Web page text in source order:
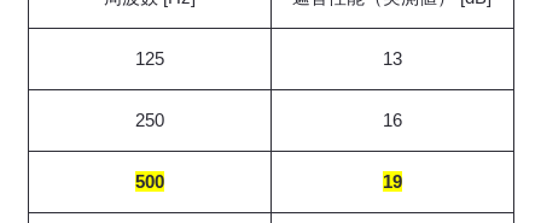
125 13
250 16
500 19